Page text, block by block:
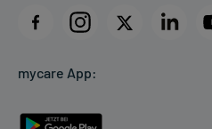
Datenschutz
Rückgabe/Widerruf
mycare App: